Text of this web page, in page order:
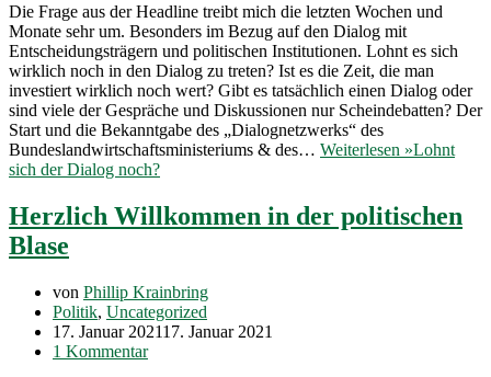
Die Frage aus der Headline treibt mich die letzten Wochen und
Monate sehr um. Besonders im Bezug auf den Dialog mit
Entscheidungsträgern und politischen Institutionen. Lohnt es sich
wirklich noch in den Dialog zu treten? Ist es die Zeit, die man
investiert wirklich noch wert? Gibt es tatsächlich einen Dialog oder
sind viele der Gespräche und Diskussionen nur Scheindebatten? Der
Start und die Bekanntgabe des „Dialognetzwerks“ des
Bundeslandwirtschaftsministeriums & des… Weiterlesen »Lohnt
sich der Dialog noch?
Herzlich Willkommen in der politischen
Blase
von Phillip Krainbring
Politik, Uncategorized
17. Januar 202117. Januar 2021
1 Kommentar